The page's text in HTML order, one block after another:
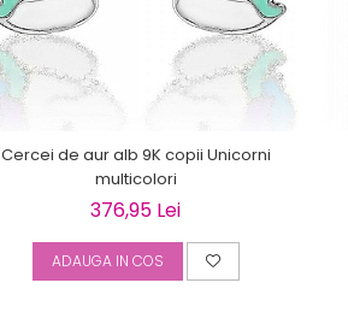
Cercei de aur alb 9K copii Unicorni
multicolori
376,95 Lei
ADAUGA IN COS